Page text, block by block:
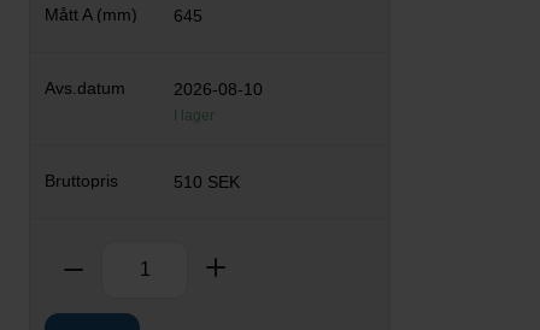
645
2026-08-10
I lager
510 SEK
Ta bort